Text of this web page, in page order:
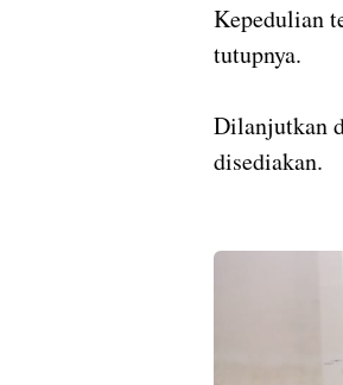
Kepedulian
tutupnya.
Dilanjutkan
disediakan.